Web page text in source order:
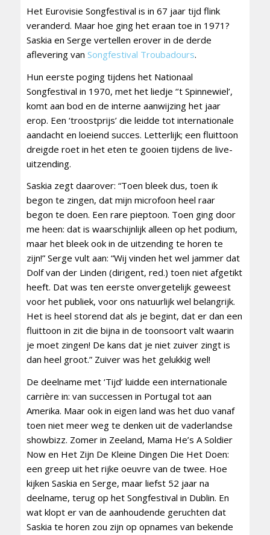
Het Eurovisie Songfestival is in 67 jaar tijd flink
veranderd. Maar hoe ging het eraan toe in 1971?
Saskia en Serge vertellen erover in de derde
aflevering van Songfestival Troubadours.
Hun eerste poging tijdens het Nationaal
Songfestival in 1970, met het liedje ‘’t Spinnewiel’,
komt aan bod en de interne aanwijzing het jaar
erop. Een ‘troostprijs’ die leidde tot internationale
aandacht en loeiend succes. Letterlijk; een fluittoon
dreigde roet in het eten te gooien tijdens de live-
uitzending.
Saskia zegt daarover: “Toen bleek dus, toen ik
begon te zingen, dat mijn microfoon heel raar
begon te doen. Een rare pieptoon. Toen ging door
me heen: dat is waarschijnlijk alleen op het podium,
maar het bleek ook in de uitzending te horen te
zijn!” Serge vult aan: “Wij vinden het wel jammer dat
Dolf van der Linden (dirigent, red.) toen niet afgetikt
heeft. Dat was ten eerste onvergetelijk geweest
voor het publiek, voor ons natuurlijk wel belangrijk.
Het is heel storend dat als je begint, dat er dan een
fluittoon in zit die bijna in de toonsoort valt waarin
je moet zingen! De kans dat je niet zuiver zingt is
dan heel groot.” Zuiver was het gelukkig wel!
De deelname met ‘Tijd’ luidde een internationale
carrière in: van successen in Portugal tot aan
Amerika. Maar ook in eigen land was het duo vanaf
toen niet meer weg te denken uit de vaderlandse
showbizz. Zomer in Zeeland, Mama He’s A Soldier
Now en Het Zijn De Kleine Dingen Die Het Doen:
een greep uit het rijke oeuvre van de twee. Hoe
kijken Saskia en Serge, maar liefst 52 jaar na
deelname, terug op het Songfestival in Dublin. En
wat klopt er van de aanhoudende geruchten dat
Saskia te horen zou zijn op opnames van bekende